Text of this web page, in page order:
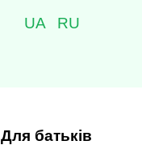
UA RU
Для батьків